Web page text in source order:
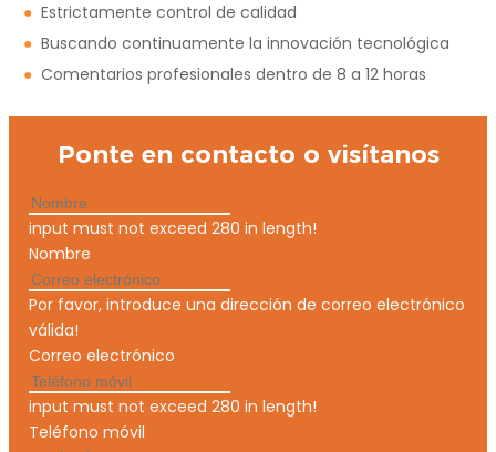
●Estrictamente control de calidad
●Buscando continuamente la innovación tecnológica
●Comentarios profesionales dentro de 8 a 12 horas
Ponte en contacto o visítanos
input must not exceed 280 in length!
Nombre
Por favor, introduce una dirección de correo electrónico
válida!
Correo electrónico
input must not exceed 280 in length!
Teléfono móvil